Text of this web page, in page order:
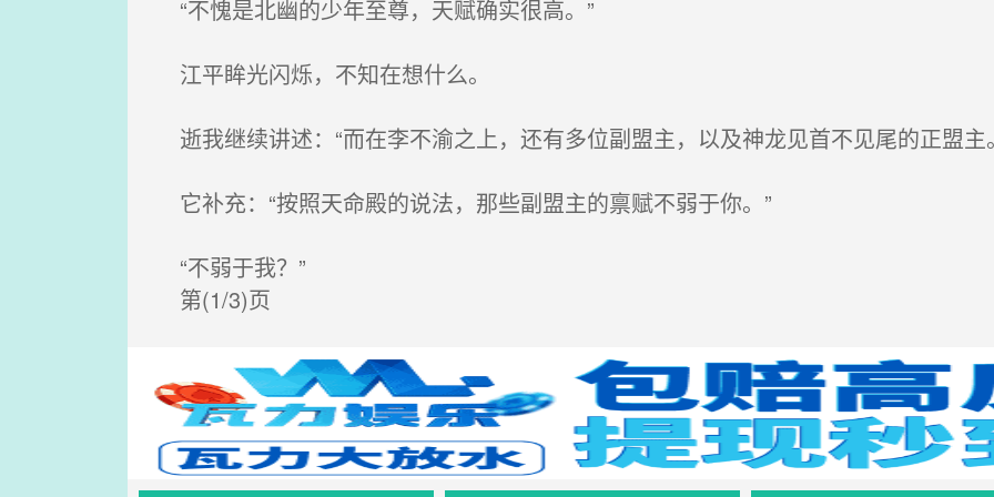
“不愧是北幽的少年至尊，天赋确实很高。”
江平眸光闪烁，不知在想什么。
逝我继续讲述：“而在李不渝之上，还有多位副盟主，以及神龙见首不见尾的正盟主
它补充：“按照天命殿的说法，那些副盟主的禀赋不弱于你。”
“不弱于我？”
第(1/3)页